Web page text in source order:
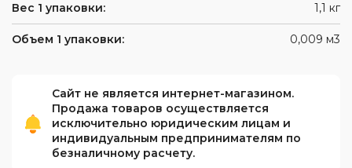
Вес 1 упаковки: 1,1 кг
Объем 1 упаковки: 0,009 м3
Сайт не является интернет-магазином.
Продажа товаров осуществляется
исключительно юридическим лицам и
индивидуальным предпринимателям по
безналичному расчету.